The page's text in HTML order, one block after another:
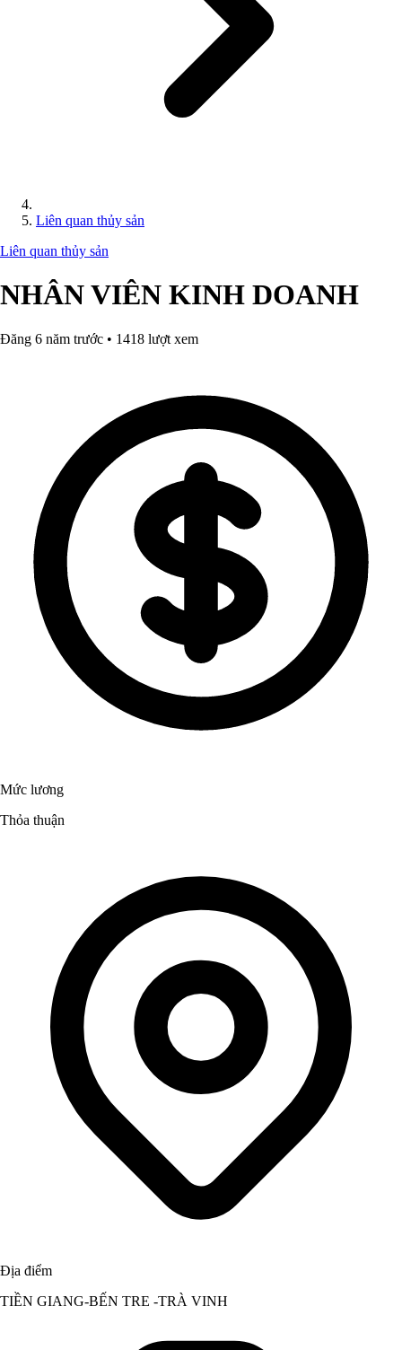
Liên quan thủy sản
Liên quan thủy sản
NHÂN VIÊN KINH DOANH
Đăng 6 năm trước • 1418 lượt xem
Mức lương
Thỏa thuận
Địa điểm
TIỀN GIANG-BẾN TRE -TRÀ VINH